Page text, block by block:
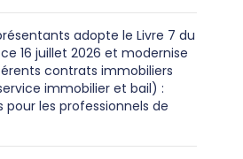
adopte le Livre 7 du
16 juillet 2026 et modernise
contrats immobiliers
immobilier et bail) :
les professionnels de